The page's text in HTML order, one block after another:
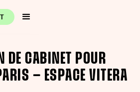
DE CABINET POUR
— ESPACE VITERA